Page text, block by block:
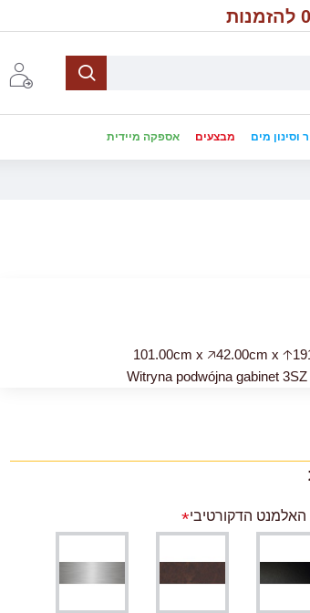
וסינון מים מבצעים אספקה מיידית
Witryna podwójna gabinet
הדקורטיבי